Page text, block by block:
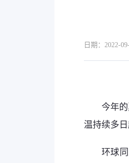
日期：2022-
今年
温持续多
环球